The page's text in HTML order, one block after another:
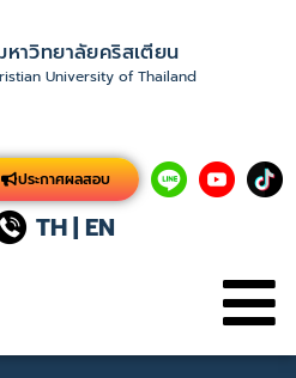
หาวิทยาลัยคริสเตียน
University of Thailand
ประกาศผลสอบ
TH| EN